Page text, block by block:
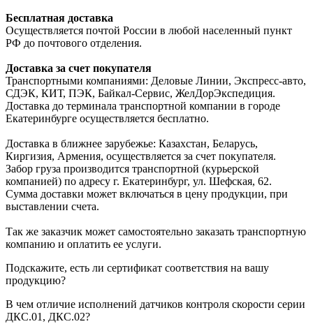
Бесплатная доставка
Осуществляется почтой России в любой населенный пункт
РФ до почтового отделения.
Доставка за счет покупателя
Транспортными компаниями: Деловые Линии, Экспресс-авто,
СДЭК, КИТ, ПЭК, Байкал-Сервис, ЖелДорЭкспедиция.
Доставка до терминала транспортной компании в городе
Екатеринбурге осуществляется бесплатно.
Доставка в ближнее зарубежье: Казахстан, Беларусь,
Киргизия, Армения, осуществляется за счет покупателя.
Забор груза производится транспортной (курьерской
компанией) по адресу г. Екатеринбург, ул. Шефская, 62.
Сумма доставки может включаться в цену продукции, при
выставлении счета.
Так же заказчик может самостоятельно заказать транспортную
компанию и оплатить ее услуги.
Подскажите, есть ли сертификат соответствия на вашу
продукцию?
В чем отличие исполнений датчиков контроля скорости серии
ДКС.01, ДКС.02?